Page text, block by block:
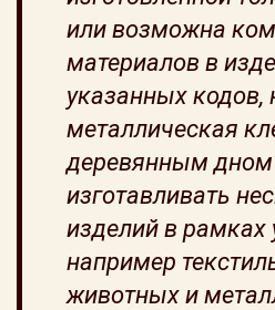
или возможна
материалов в
указанных кодов,
металлическая
деревянным
изготавливать
изделий в рамках
например
животных и